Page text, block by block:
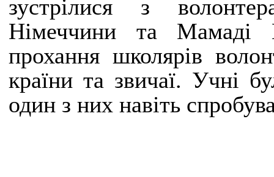
зустрілися з
Німеччини та
прохання школярів
країни та звичаї. Учні
один з них навіть